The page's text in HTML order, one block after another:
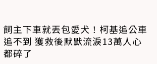
飼主下車就丟包愛犬！柯基追公車
追不到 獲救後默默流淚13萬人心
都碎了